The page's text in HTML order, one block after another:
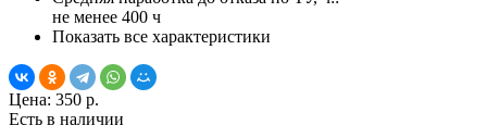
не менее 400 ч
Показать все характеристики
Цена: 350 р.
Есть в наличии